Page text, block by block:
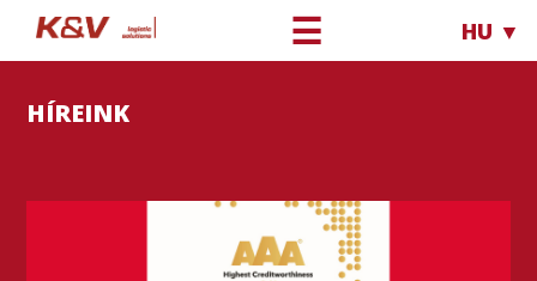
☰ HU ▼
HÍREINK